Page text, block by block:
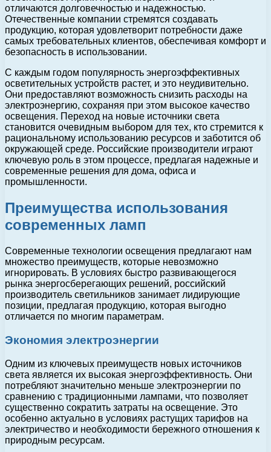
отличаются долговечностью и надежностью.
Отечественные компании стремятся создавать
продукцию, которая удовлетворит потребности даже
самых требовательных клиентов, обеспечивая комфорт и
безопасность в использовании.
С каждым годом популярность энергоэффективных
осветительных устройств растет, и это неудивительно.
Они предоставляют возможность снизить расходы на
электроэнергию, сохраняя при этом высокое качество
освещения. Переход на новые источники света
становится очевидным выбором для тех, кто стремится к
рациональному использованию ресурсов и заботится об
окружающей среде. Российские производители играют
ключевую роль в этом процессе, предлагая надежные и
современные решения для дома, офиса и
промышленности.
Преимущества использования
современных ламп
Современные технологии освещения предлагают нам
множество преимуществ, которые невозможно
игнорировать. В условиях быстро развивающегося
рынка энергосберегающих решений, российский
производитель светильников занимает лидирующие
позиции, предлагая продукцию, которая выгодно
отличается по многим параметрам.
Экономия электроэнергии
Одним из ключевых преимуществ новых источников
света является их высокая энергоэффективность. Они
потребляют значительно меньше электроэнергии по
сравнению с традиционными лампами, что позволяет
существенно сократить затраты на освещение. Это
особенно актуально в условиях растущих тарифов на
электричество и необходимости бережного отношения к
природным ресурсам.